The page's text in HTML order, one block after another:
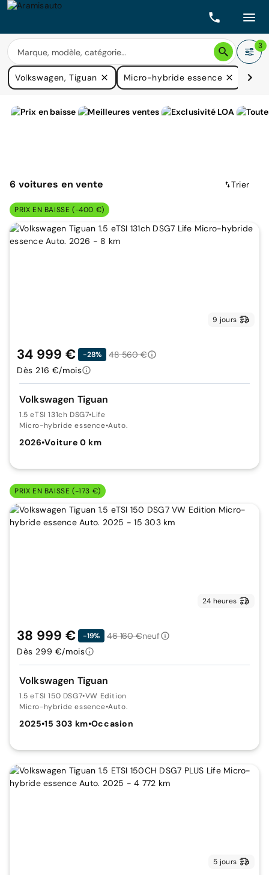
3
Volkswagen, Tiguan Micro-hybride essence Prix
6 voitures en vente Trier
PRIX EN BAISSE (-400 €)
9 jours
Volkswagen Tiguan
1.5 eTSI 131ch DSG7•Life
Micro-hybride essence•Auto.
2026•Voiture 0 km
34 999 € -28%
48 560 €
Dès 216 €/mois
PRIX EN BAISSE (-173 €)
24 heures
Volkswagen Tiguan
1.5 eTSI 150 DSG7•VW Edition
Micro-hybride essence•Auto.
2025•15 303 km•Occasion
38 999 € -19% 46 160 €neuf
Dès 299 €/mois
5 jours